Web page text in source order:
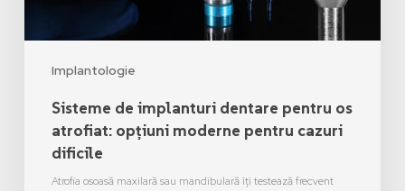
Implantologie
Sisteme de implanturi dentare pentru os
atrofiat: opțiuni moderne pentru cazuri
dificile
Atrofia osoasă maxilară sau mandibulară îți testează frecvent